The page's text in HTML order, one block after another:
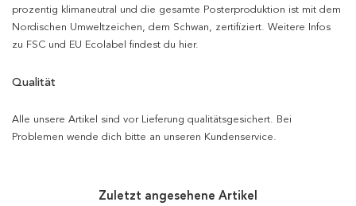
prozentig klimaneutral und die gesamte Posterproduktion ist mit dem
Nordischen Umweltzeichen, dem Schwan, zertifiziert. Weitere Infos
zu FSC und EU Ecolabel findest du hier.
Qualität
Alle unsere Artikel sind vor Lieferung qualitätsgesichert. Bei
Problemen wende dich bitte an unseren Kundenservice.
Zuletzt angesehene Artikel